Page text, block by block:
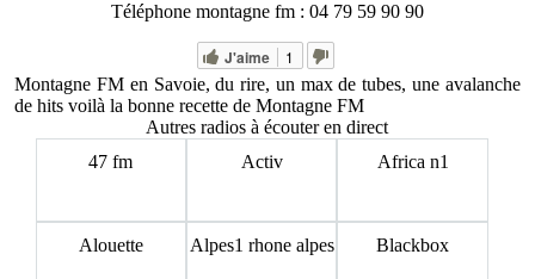
Téléphone montagne fm : 04 79 59 90 90
J'aime
1
Montagne FM en Savoie, du rire, un max de tubes, une avalanche
de hits voilà la bonne recette de Montagne FM
Autres radios à écouter en direct
47 fm
Activ Africa n1
Alouette Alpes1 rhone alpes Blackbox